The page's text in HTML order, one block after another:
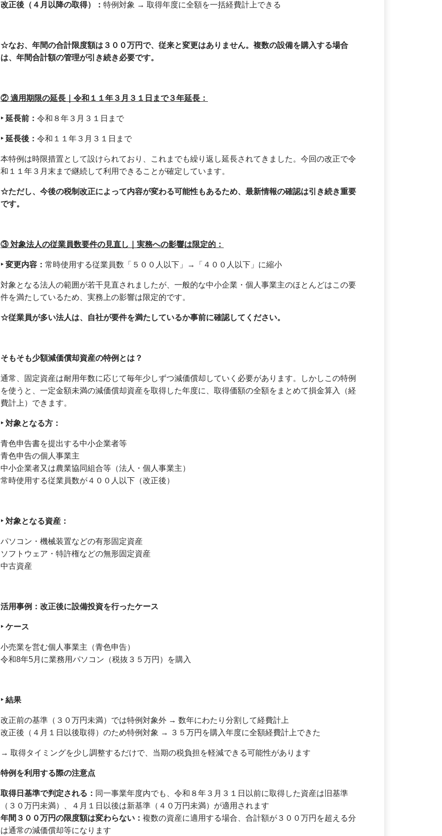
改正後（４月以降の取得）： 特例対象 → 取得年度に全額を一括経費計上できる
☆なお、年間の合計限度額は３００万円で、従来と変更はありません。複数の設備を購入する場合
は、年間合計額の管理が引き続き必要です。
②適用期限の延長｜令和１１年３月３１日まで３年延長：
‣ 延長前： 令和８年３月３１日まで
‣ 延長後： 令和１１年３月３１日まで
本特例は時限措置として設けられており、これまでも繰り返し延長されてきました。今回の改正で令
和１１年３月末まで継続して利用できることが確定しています。
☆ただし、今後の税制改正によって内容が変わる可能性もあるため、最新情報の確認は引き続き重要
です。
③対象法人の従業員数要件の見直し｜実務への影響は限定的：
‣ 変更内容： 常時使用する従業員数「５００人以下」→「４００人以下」に縮小
対象となる法人の範囲が若干見直されましたが、一般的な中小企業・個人事業主のほとんどはこの要
件を満たしているため、実務上の影響は限定的です。
☆従業員が多い法人は、自社が要件を満たしているか事前に確認してください。
そもそも少額減価償却資産の特例とは？
通常、固定資産は耐用年数に応じて毎年少しずつ減価償却していく必要があります。しかしこの特例
を使うと、一定金額未満の減価償却資産を取得した年度に、取得価額の全額をまとめて損金算入（経
費計上）できます。
‣ 対象となる方：
青色申告書を提出する中小企業者等
青色申告の個人事業主
中小企業者又は農業協同組合等（法人・個人事業主）
常時使用する従業員数が４００人以下（改正後）
‣ 対象となる資産：
パソコン・機械装置などの有形固定資産
ソフトウェア・特許権などの無形固定資産
中古資産
活用事例：改正後に設備投資を行ったケース
‣ ケース
小売業を営む個人事業主（青色申告）
令和8年5月に業務用パソコン（税抜３５万円）を購入
‣ 結果
改正前の基準（３０万円未満）では特例対象外 → 数年にわたり分割して経費計上
改正後（４月１日以後取得）のため特例対象 → ３５万円を購入年度に全額経費計上できた
→ 取得タイミングを少し調整するだけで、当期の税負担を軽減できる可能性があります
特例を利用する際の注意点
取得日基準で判定される： 同一事業年度内でも、令和８年３月３１日以前に取得した資産は旧基準
（３０万円未満）、４月１日以後は新基準（４０万円未満）が適用されます
年間３００万円の限度額は変わらない： 複数の資産に適用する場合、合計額が３００万円を超える分
は通常の減価償却等になります